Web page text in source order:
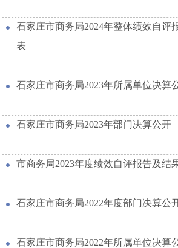
石家庄市商务局2024年整体绩效自评
表
石家庄市商务局2023年所属单位决算
石家庄市商务局2023年部门决算公开
市商务局2023年度绩效自评报告及结
石家庄市商务局2022年度部门决算公
石家庄市商务局2022年所属单位决算